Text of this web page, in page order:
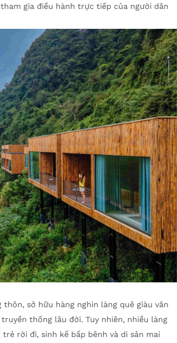
gia điều hành trực tiếp của người dân
sở hữu hàng nghìn làng quê giàu văn
thống lâu đời. Tuy nhiên, nhiều làng
rời đi, sinh kế bấp bênh và di sản mai